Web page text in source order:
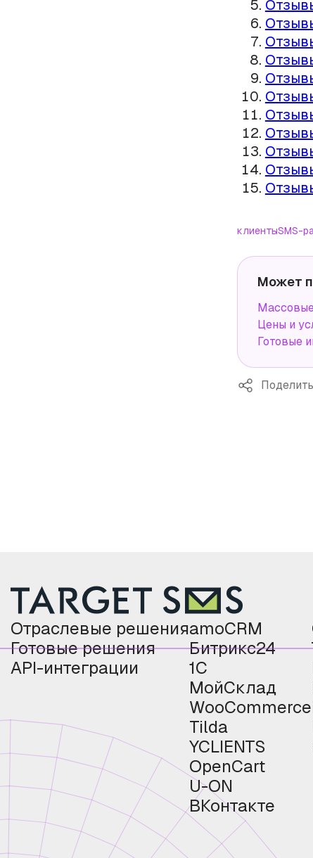
клиентыSMS-
Может
Цены и
Готовые
Отраслевые решения
Готовые решения
API-интеграции
amoCRM
Битрикс24
1С
МойСклад
WooCommerce
Tilda
YCLIENTS
OpenCart
U-ON
ВКонтакте